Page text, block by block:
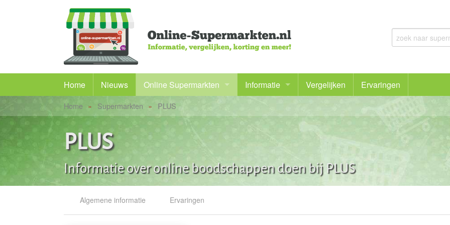
Home Nieuws
Online Supermarkten
Alle supermarkten
Picnic
PLUS
Butlon
Informatie
Bij welke supermarkt kan ik mijn boodschappen
Goedkoop boodschappen doen en meer besparen
De voordelen en nadelen van online boodschappen doen
Vergelijken Ervaringen
Home Supermarkten PLUS
PLUS
Informatie over online boodschappen doen bij PLUS
Algemene informatie Ervaringen